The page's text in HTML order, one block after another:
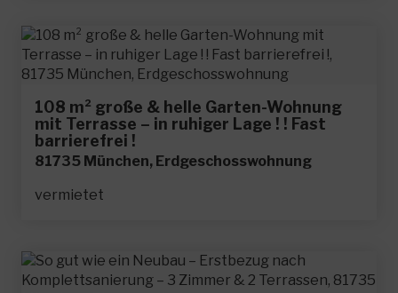
108 m² große & helle Garten-Wohnung
mit Terrasse – in ruhiger Lage ! ! Fast
barrierefrei !
81735 München, Erdgeschosswohnung
vermietet